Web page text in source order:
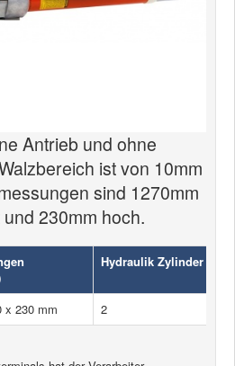
Antrieb und ohne
ist von 10mm
sind 1270mm
230mm hoch.
Hydraulik Zylinder
x 230 mm 2